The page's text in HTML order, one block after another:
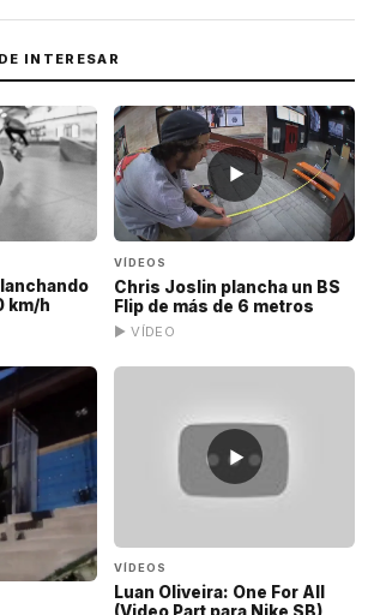
INTERESAR
km/h
▶
VÍDEOS
Chris Joslin plancha un BS
Flip de más de 6 metros
▶ VÍDEO
▶
VÍDEOS
Luan Oliveira: One For All